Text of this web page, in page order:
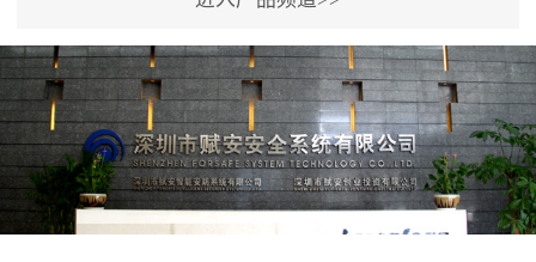
事故频发，传统的火灾探
测方法已无法满足要求。
尤其是目前众多的大型影
剧院、会议展览中心、体
育馆、大型仓库和隧道空
间等，其建筑结构特殊、
用了具有仲裁机制和冗余
校验的总线传输技术、线
路状态检测与保护技术、
后向光电感烟探测技术、
高可靠的系统抗干扰技术
等多项专利技术和专有技